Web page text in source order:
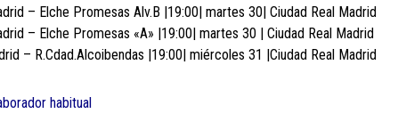
– Elche Promesas Alv.B |19:00| martes 30| Ciudad Real Madrid
– Elche Promesas «A» |19:00| martes 30 | Ciudad Real Madrid
– R.Cdad.Alcoibendas |19:00| miércoles 31 |Ciudad Real Madrid
habitual